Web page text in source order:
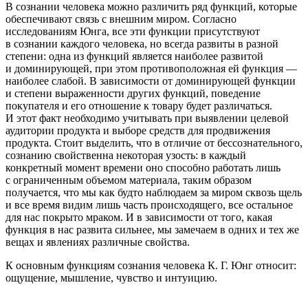
В сознании человека можно различить ряд функций, которые
обеспечивают связь с внешним миром. Согласно
исследованиям Юнга, все эти функции присутствуют
в сознании каждого человека, но всегда развиты в разной
степени: одна из функций является наиболее развитой
и доминирующей, при этом противоположная ей функция —
наиболее слабой. В зависимости от доминирующей функции
и степени выраженности других функций, поведение
покупателя и его отношение к товару будет различаться.
И этот факт необходимо учитывать при выявлении целевой
аудитории продукта и выборе средств для продвижения
продукта. Стоит выделить, что в отличие от бессознательного,
сознанию свойственна некоторая узость: в каждый
конкретный момент времени оно способно работать лишь
с ограниченным объемом материала, таким образом
получается, что мы как будто наблюдаем за миром сквозь щель
и все время видим лишь часть происходящего, все остальное
для нас покрыто мраком. И в зависимости от того, какая
функция в нас развита сильнее, мы замечаем в одних и тех же
вещах и явлениях различные свойства.
К основным функциям сознания человека К. Г. Юнг относит:
ощущение, мышление, чувство и интуицию.